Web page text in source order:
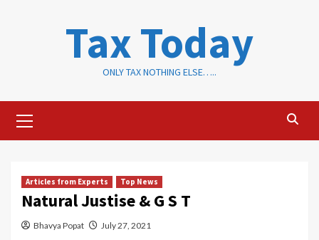
Tax Today
ONLY TAX NOTHING ELSE…..
Menu
Articles from Experts Top News
Natural Justise & G S T
Bhavya Popat July 27, 2021